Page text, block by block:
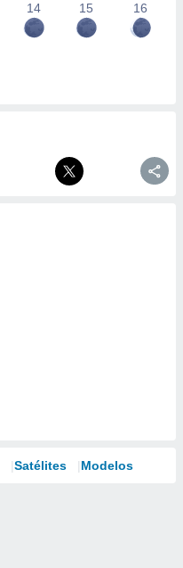
14 15 16
Satélites Modelos